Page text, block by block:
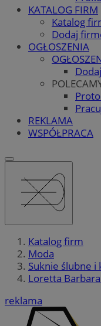
KATALOG FIRM
Katalog
Dodaj
OGŁOSZENIA
REKLAMA
WSPÓŁPRACA
Katalog firm
Moda
Suknie ślubne
Loretta Barbara
reklama